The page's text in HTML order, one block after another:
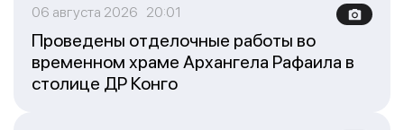
06 августа 2026 20:01
Проведены отделочные работы во
временном храме Архангела Рафаила в
столице ДР Конго